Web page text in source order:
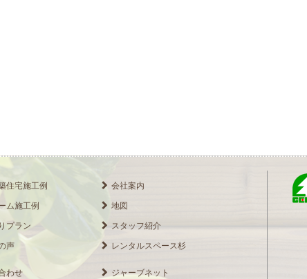
住宅施工例
ム施工例
プラン
声
会社案内
地図
スタッフ紹介
レンタルスペース杉
わせ ジャーブネット